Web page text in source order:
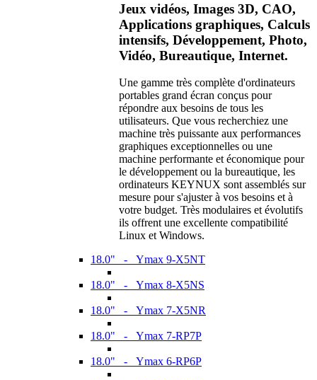
Jeux vidéos, Images 3D, CAO,
Applications graphiques, Calculs
intensifs, Développement, Photo,
Vidéo, Bureautique, Internet.
Une gamme très complète d'ordinateurs
portables grand écran conçus pour
répondre aux besoins de tous les
utilisateurs. Que vous recherchiez une
machine très puissante aux performances
graphiques exceptionnelles ou une
machine performante et économique pour
le développement ou la bureautique, les
ordinateurs KEYNUX sont assemblés sur
mesure pour s'ajuster à vos besoins et à
votre budget. Très modulaires et évolutifs
ils offrent une excellente compatibilité
Linux et Windows.
18.0" - Ymax 9-X5NT
18.0" - Ymax 8-X5NS
18.0" - Ymax 7-X5NR
18.0" - Ymax 7-RP7P
18.0" - Ymax 6-RP6P